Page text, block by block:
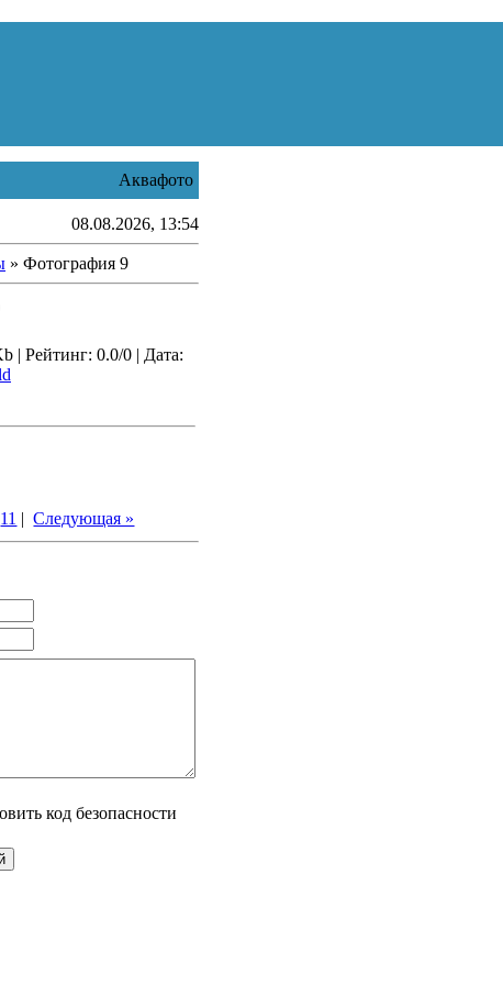
Аквафото
08.08.2026, 13:54
» Фотография 9
| Рейтинг: 0.0/0 | Дата:
11 |Следующая »